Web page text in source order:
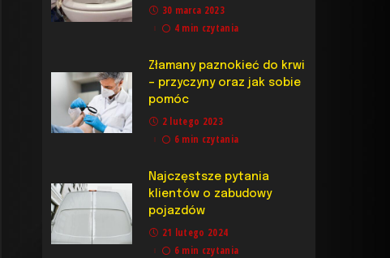
30 marca 2023
4 min czytania
Złamany paznokieć do krwi
– przyczyny oraz jak sobie
pomóc
2 lutego 2023
6 min czytania
Najczęstsze pytania
klientów o zabudowy
pojazdów
21 lutego 2024
6 min czytania